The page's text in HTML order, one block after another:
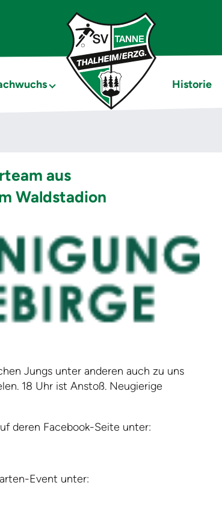
Historie
aus
Waldstadion
Jungs unter anderen auch zu uns
18 Uhr ist Anstoß. Neugierige
deren Facebook-Seite unter:
Event unter: